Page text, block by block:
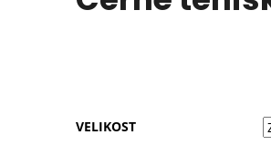
je
VELIKOST